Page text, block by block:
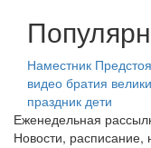
Наместник
видео братия
праздник дети
Еженедельная
Новости, расписание,